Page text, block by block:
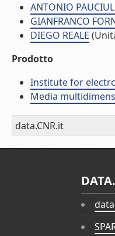
ANTONIO
GIANFRANCO
DIEGO REALE
Prodotto
Institute for
Media
data.CNR.it